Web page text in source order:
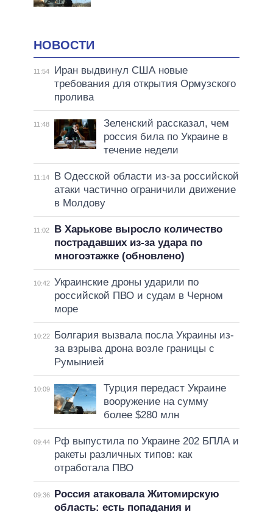
НОВОСТИ
11:54
Иран выдвинул США новые
требования для открытия Ормузского
пролива
11:48
Зеленский рассказал, чем
россия била по Украине в
течение недели
11:14
В Одесской области из-за российской
атаки частично ограничили движение
в Молдову
11:02
В Харькове выросло количество
пострадавших из-за удара по
многоэтажке (обновлено)
10:42 Украинские дроны ударили по
российской ПВО и судам в Черном
море
10:22
Болгария вызвала посла Украины из-
за взрыва дрона возле границы с
Румынией
10:09
Турция передаст Украине
вооружение на сумму
более $280 млн
09:44
Рф выпустила по Украине 202 БПЛА и
ракеты различных типов: как
отработала ПВО
09:36
Россия атаковала Житомирскую
область: есть попадания и